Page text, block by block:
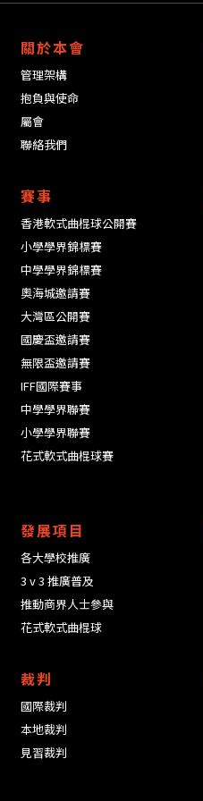
關於本會
管理架構
抱負與使命
屬會
聯絡我們
賽事
香港軟式曲棍球公開賽
小學學界錦標賽
中學學界錦標賽
奧海城邀請賽
大灣區公開賽
國慶盃邀請賽
無限盃邀請賽
IFF國際賽事
中學學界聯賽
小學學界聯賽
花式軟式曲棍球賽
發展項目
各大學校推廣
3 v 3 推廣普及
推動商界人士參與
花式軟式曲棍球
裁判
國際裁判
本地裁判
見習裁判